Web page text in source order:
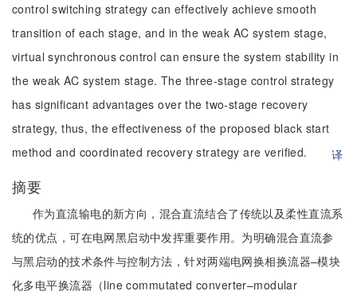
control switching strategy can effectively achieve smooth
transition of each stage, and in the weak AC system stage,
virtual synchronous control can ensure the system stability in
the weak AC system stage. The three-stage control strategy
has significant advantages over the two-stage recovery
strategy, thus, the effectiveness of the proposed black start
method and coordinated recovery strategy are verified.
译
摘要
作为直流输电的新方向，混合直流结合了传统以及柔性直流系
统的优点，可在电网黑启动中发挥重要作用。为明确混合直流参
与黑启动的技术条件与控制方法，针对两端电网换相换流器–模块
化多电平换流器（line commutated converter–modular